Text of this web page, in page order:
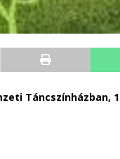
Táncszínházban,